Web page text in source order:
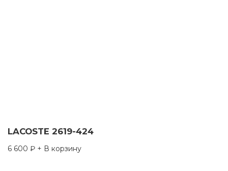
LACOSTE 2619-424
6 600 ₽ + В корзину